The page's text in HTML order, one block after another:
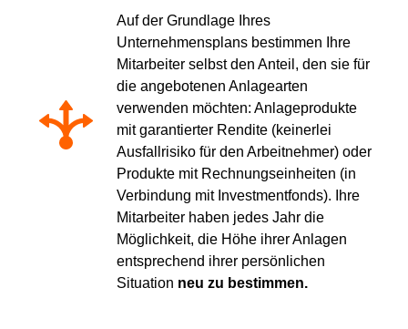
Auf der Grundlage Ihres
Unternehmensplans bestimmen Ihre
Mitarbeiter selbst den Anteil, den sie für
die angebotenen Anlagearten
verwenden möchten: Anlageprodukte
mit garantierter Rendite (keinerlei
Ausfallrisiko für den Arbeitnehmer) oder
Produkte mit Rechnungseinheiten (in
Verbindung mit Investmentfonds). Ihre
Mitarbeiter haben jedes Jahr die
Möglichkeit, die Höhe ihrer Anlagen
entsprechend ihrer persönlichen
Situation neu zu bestimmen.